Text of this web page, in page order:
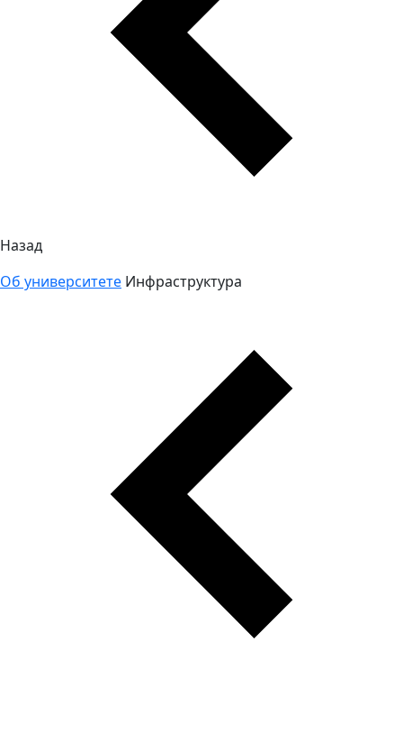
Назад
Об университете Инфраструктура